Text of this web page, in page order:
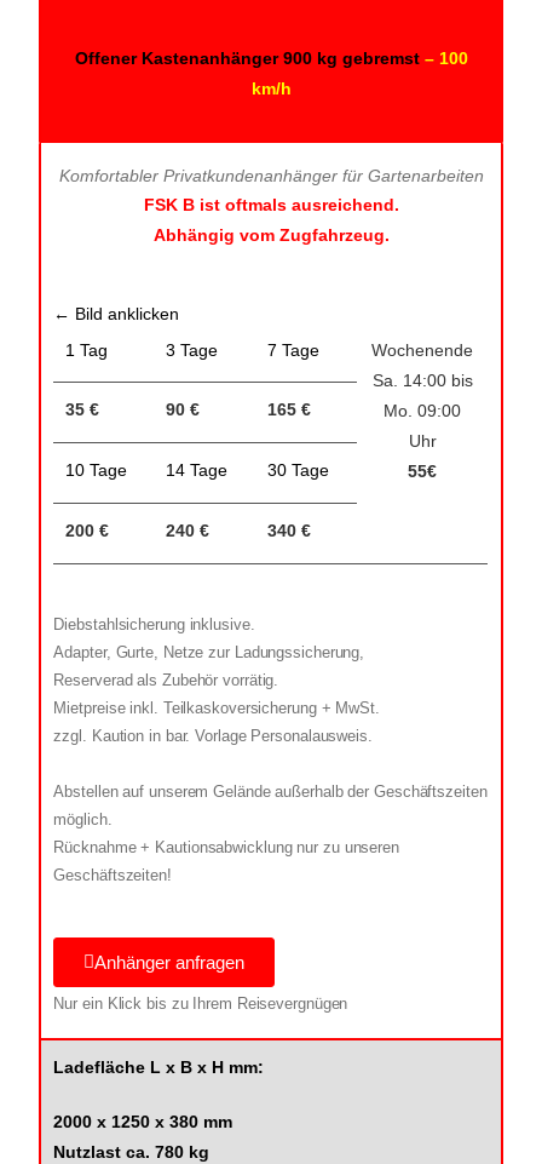
Offener Kastenanhänger 900 kg gebremst – 100
km/h
Komfortabler Privatkundenanhänger für Gartenarbeiten
FSK B ist oftmals ausreichend.
Abhängig vom Zugfahrzeug.
← Bild anklicken
1 Tag
3 Tage 7 Tage
Wochenende
Sa. 14:00 bis
Mo. 09:00
Uhr
55€
35 € 90 € 165 €
10 Tage 14 Tage 30 Tage
200 € 240 € 340 €
Diebstahlsicherung inklusive.
Adapter, Gurte, Netze zur Ladungssicherung,
Reserverad als Zubehör vorrätig.
Mietpreise inkl. Teilkaskoversicherung + MwSt.
zzgl. Kaution in bar. Vorlage Personalausweis.
Abstellen auf unserem Gelände außerhalb der Geschäftszeiten
möglich.
Rücknahme + Kautionsabwicklung nur zu unseren
Geschäftszeiten!
Anhänger anfragen
Nur ein Klick bis zu Ihrem Reisevergnügen
Ladefläche L x B x H mm:
2000 x 1250 x 380 mm
Nutzlast ca. 780 kg